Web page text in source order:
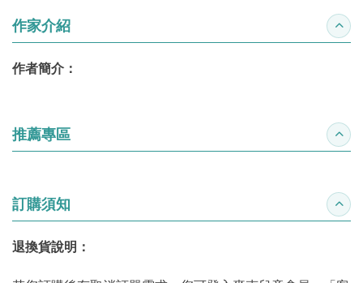
作家介紹 收合
作者簡介：
推薦專區 收合
訂購須知 收合
退換貨說明：